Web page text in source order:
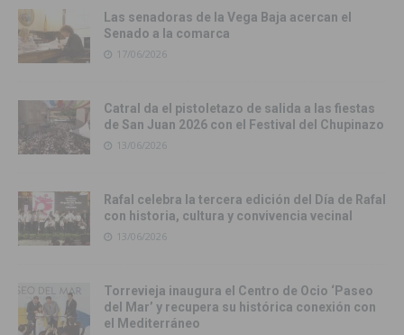
Las senadoras de la Vega Baja acercan el
Senado a la comarca
17/06/2026
Catral da el pistoletazo de salida a las fiestas
de San Juan 2026 con el Festival del Chupinazo
13/06/2026
Rafal celebra la tercera edición del Día de Rafal
con historia, cultura y convivencia vecinal
13/06/2026
Torrevieja inaugura el Centro de Ocio ‘Paseo
del Mar’ y recupera su histórica conexión con
el Mediterráneo